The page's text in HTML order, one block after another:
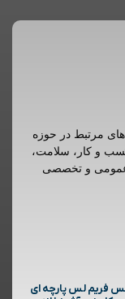
های مرتبط در حوزه
و کار، سلامت،
و تخصصی
فریم لس پارچه ای